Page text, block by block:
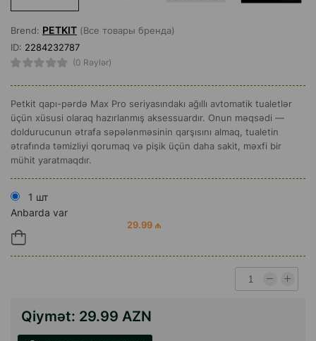
Brend: PETKIT (Все товары бренда)
ID: 2284232787
(0 Rəylər)
Petkit qapı-pərdə Max Pro seriyasındakı ağıllı avtomatik tualetlər
üçün xüsusi olaraq hazırlanmış aksessuardır. Onun məqsədi —
doldurucunun ətrafa səpələnməsinin qarşısını almaq, tualetin
ətrafında təmizliyi qorumaq və pişik üçün daha sakit, məxfi bir
mühit yaratmaqdır.
1 шт
Anbarda var
29.99 ₼
Qiymət: 29.99 AZN